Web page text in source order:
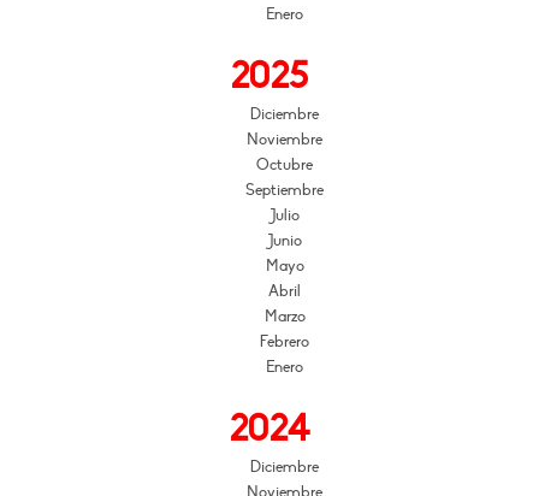
Enero
2025
Diciembre
Noviembre
Octubre
Septiembre
Julio
Junio
Mayo
Abril
Marzo
Febrero
Enero
2024
Diciembre
Noviembre